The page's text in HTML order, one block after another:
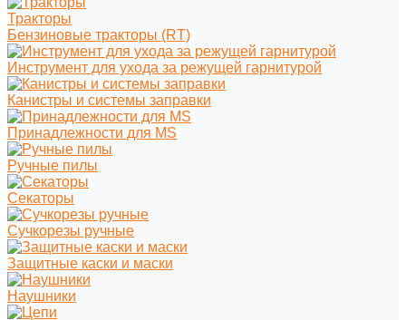
Тракторы
Бензиновые тракторы (RT)
Инструмент для ухода за режущей гарнитурой
Канистры и системы заправки
Принадлежности для MS
Ручные пилы
Секаторы
Сучкорезы ручные
Защитные каски и маски
Наушники